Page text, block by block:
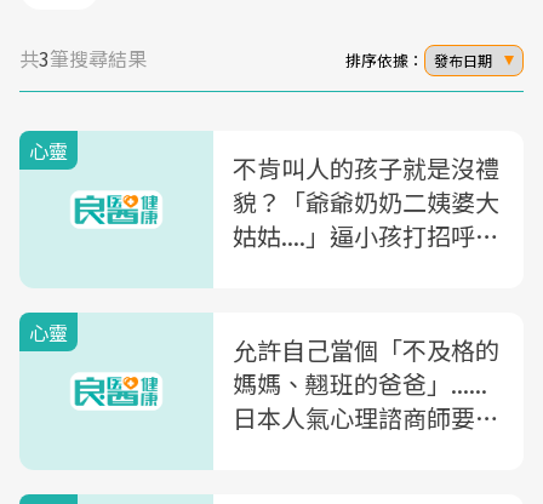
共3筆搜尋結果 排序依據： 發布日期
心靈
不肯叫人的孩子就是沒禮
貌？「爺爺奶奶二姨婆大
姑姑....」逼小孩打招呼，
心靈
允許自己當個「不及格的
媽媽、翹班的爸爸」......
日本人氣心理諮商師要